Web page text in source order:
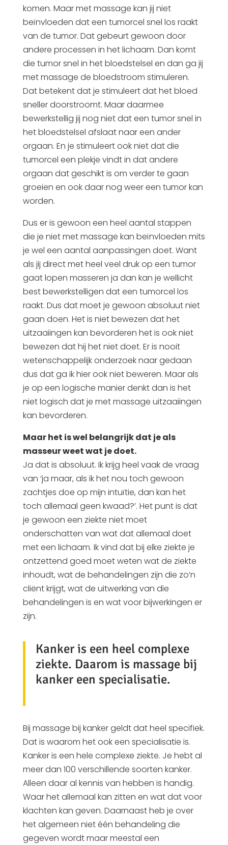
komen. Maar met massage kan jij niet
beïnvloeden dat een tumorcel snel los raakt
van de tumor. Dat gebeurt gewoon door
andere processen in het lichaam. Dan komt
die tumor snel in het bloedstelsel en dan ga jij
met massage de bloedstroom stimuleren.
Dat betekent dat je stimuleert dat het bloed
sneller doorstroomt. Maar daarmee
bewerkstellig jij nog niet dat een tumor snel in
het bloedstelsel afslaat naar een ander
orgaan. En je stimuleert ook niet dat die
tumorcel een plekje vindt in dat andere
orgaan dat geschikt is om verder te gaan
groeien en ook daar nog weer een tumor kan
worden.
Dus er is gewoon een heel aantal stappen
die je niet met massage kan beïnvloeden mits
je wel een aantal aanpassingen doet. Want
als jij direct met heel veel druk op een tumor
gaat lopen masseren ja dan kan je wellicht
best bewerkstelligen dat een tumorcel los
raakt. Dus dat moet je gewoon absoluut niet
gaan doen. Het is niet bewezen dat het
uitzaaiingen kan bevorderen het is ook niet
bewezen dat hij het niet doet. Er is nooit
wetenschappelijk onderzoek naar gedaan
dus dat ga ik hier ook niet beweren. Maar als
je op een logische manier denkt dan is het
niet logisch dat je met massage uitzaaiingen
kan bevorderen.
Maar het is wel belangrijk dat je als
masseur weet wat je doet.
Ja dat is absoluut. Ik krijg heel vaak de vraag
van ‘ja maar, als ik het nou toch gewoon
zachtjes doe op mijn intuïtie, dan kan het
toch allemaal geen kwaad?’. Het punt is dat
je gewoon een ziekte niet moet
onderschatten van wat dat allemaal doet
met een lichaam. Ik vind dat bij elke ziekte je
ontzettend goed moet weten wat de ziekte
inhoudt, wat de behandelingen zijn die zo’n
cliënt krijgt, wat de uitwerking van die
behandelingen is en wat voor bijwerkingen er
zijn.
Kanker is een heel complexe
ziekte. Daarom is massage bij
kanker een specialisatie.
Bij massage bij kanker geldt dat heel specifiek.
Dat is waarom het ook een specialisatie is.
Kanker is een hele complexe ziekte. Je hebt al
meer dan 100 verschillende soorten kanker.
Alleen daar al kennis van hebben is handig.
Waar het allemaal kan zitten en wat dat voor
klachten kan geven. Daarnaast heb je over
het algemeen niet één behandeling die
gegeven wordt maar meestal een